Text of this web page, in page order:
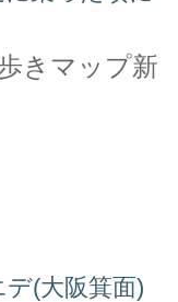
きマップ新
(大阪箕面)